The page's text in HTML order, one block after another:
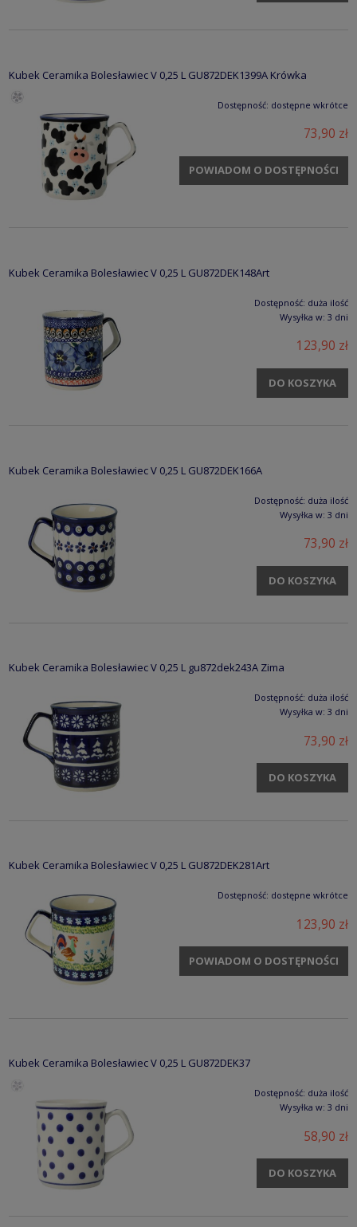
Kubek Ceramika Bolesławiec V 0,25 L GU872DEK1399A Krówka
Dostępność: dostępne wkrótce
73,90 zł
POWIADOM O DOSTĘPNOŚCI
Kubek Ceramika Bolesławiec V 0,25 L GU872DEK148Art
Dostępność: duża ilość
Wysyłka w: 3 dni
123,90 zł
DO KOSZYKA
Kubek Ceramika Bolesławiec V 0,25 L GU872DEK166A
Dostępność: duża ilość
Wysyłka w: 3 dni
73,90 zł
DO KOSZYKA
Kubek Ceramika Bolesławiec V 0,25 L gu872dek243A Zima
Dostępność: duża ilość
Wysyłka w: 3 dni
73,90 zł
DO KOSZYKA
Kubek Ceramika Bolesławiec V 0,25 L GU872DEK281Art
Dostępność: dostępne wkrótce
123,90 zł
POWIADOM O DOSTĘPNOŚCI
Kubek Ceramika Bolesławiec V 0,25 L GU872DEK37
Dostępność: duża ilość
Wysyłka w: 3 dni
58,90 zł
DO KOSZYKA